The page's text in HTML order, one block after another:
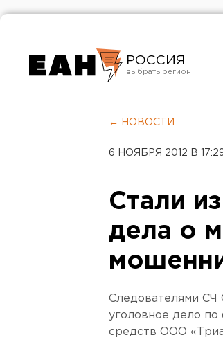
РОССИЯ
Челябинск
← НОВОСТИ
6 НОЯБРЯ 2012 В
Стали
дела о
Следователями СЧ
уголовное дело
средств ООО